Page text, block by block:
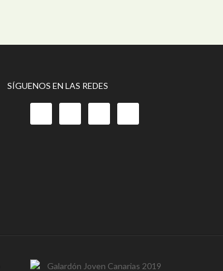
SÍGUENOS EN LAS REDES